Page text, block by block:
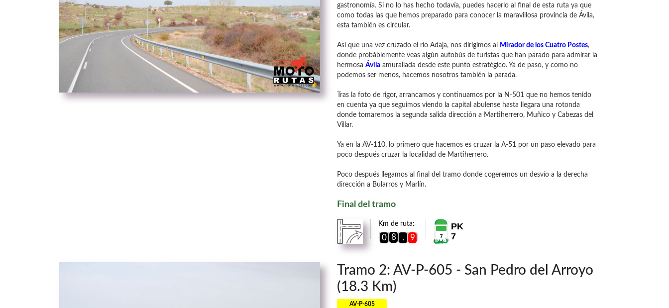
gastronomía. Si no lo has hecho todavía, puedes hacerlo al final de esta ruta ya que
como todas las que hemos preparado para conocer la maravillosa provincia de Ávila,
esta también es circular.
Así que una vez cruzado el río Adaja, nos dirigimos al Mirador de los Cuatro Postes,
donde probáblemente veas algún autobús de turistas que han parado para admirar la
hermosa Ávila amurallada desde este punto estratégico. Ya de paso, y como no
podemos ser menos, hacemos nosotros también la parada.
Tras la foto de rigor, arrancamos y continuamos por la N-501 que no hemos tenido
en cuenta ya que seguimos viendo la capital abulense hasta llegara una rotonda
donde tomaremos la segunda salida dirección a Martiherrero, Muñico y Cabezas del
Villar.
Ya en la AV-110, lo primero que hacemos es cruzar la A-51 por un paso elevado para
poco después cruzar la localidad de Martiherrero.
Poco después llegamos al final del tramo donde cogeremos un desvío a la derecha
dirección a Bularros y Marlín.
Final del tramo
Km de ruta:
0 8 . 9 7
PK
7
Tramo 2: AV-P-605 - San Pedro del Arroyo
(18.3 Km)
AV-P-605